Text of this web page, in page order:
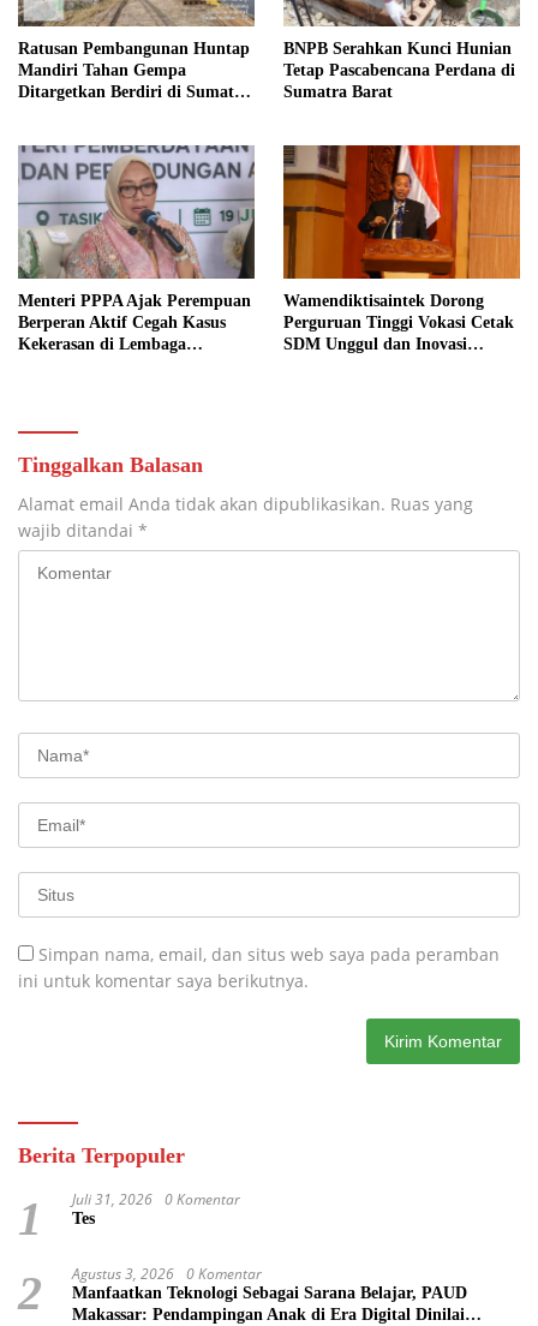
Ratusan Pembangunan Huntap
Mandiri Tahan Gempa
Ditargetkan Berdiri di Sumatra
BNPB Serahkan Kunci Hunian
Tetap Pascabencana Perdana di
Sumatra Barat
Menteri PPPA Ajak Perempuan
Berperan Aktif Cegah Kasus
Kekerasan di Lembaga
Wamendiktisaintek Dorong
Perguruan Tinggi Vokasi Cetak
SDM Unggul dan Inovasi
Tinggalkan Balasan
Alamat email Anda tidak akan dipublikasikan. Ruas yang
wajib ditandai *
Simpan nama, email, dan situs web saya pada peramban
ini untuk komentar saya berikutnya.
Berita Terpopuler
1 Juli 31, 2026 0 Komentar
Tes
2 Agustus 3, 2026 0 Komentar
Manfaatkan Teknologi Sebagai Sarana Belajar, PAUD
Makassar: Pendampingan Anak di Era Digital Dinilai